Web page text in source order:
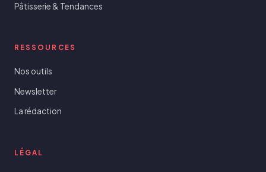
Pâtisserie & Tendances
RESSOURCES
Nos outils
Newsletter
La rédaction
LÉGAL